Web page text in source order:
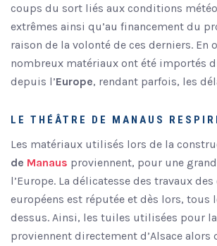
coups du sort liés aux conditions
extrêmes ainsi qu’au financement du
raison de la volonté de ces derniers. En
nombreux matériaux ont été importés
depuis l’Europe, rendant parfois, les
LE THÉÂTRE DE MANAUS
Les matériaux utilisés lors de la
de Manaus proviennent, pour une
l’Europe. La délicatesse des travaux
européens est réputée et dès lors, tous
dessus. Ainsi, les tuiles utilisées pour la
proviennent directement d’Alsace